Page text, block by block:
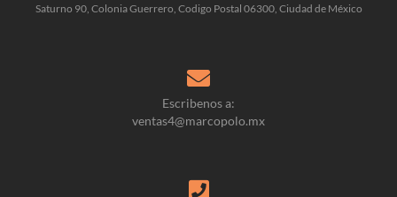
Saturno 90, Colonia Guerrero, Codigo Postal 06300, Ciudad de México
Escribenos a:
ventas4@marcopolo.mx